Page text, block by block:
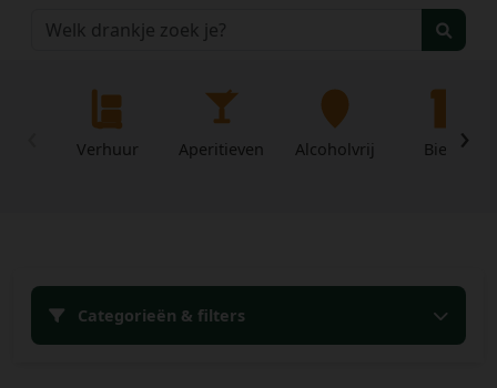
Verhuur Aperitieven Alcoholvrij Bieren›
Categorieën & filters
Over
ons
Mijn